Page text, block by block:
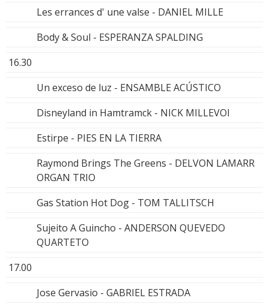
Les errances d' une valse - DANIEL MILLE
Body & Soul - ESPERANZA SPALDING
16.30
Un exceso de luz - ENSAMBLE ACÚSTICO
Disneyland in Hamtramck - NICK MILLEVOI
Estirpe - PIES EN LA TIERRA
Raymond Brings The Greens - DELVON LAMARR
ORGAN TRIO
Gas Station Hot Dog - TOM TALLITSCH
Sujeito A Guincho - ANDERSON QUEVEDO
QUARTETO
17.00
Jose Gervasio - GABRIEL ESTRADA